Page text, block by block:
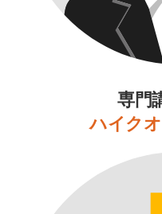
専門
ハイク